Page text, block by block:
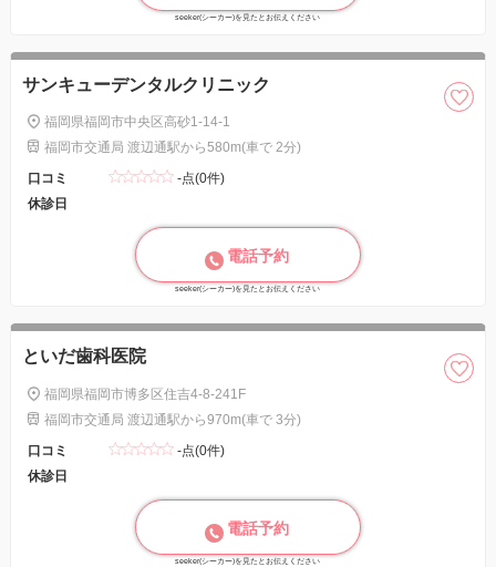
seeker(シーカー)を見たとお伝えください
サンキューデンタルクリニック
福岡県福岡市中央区高砂1-14-1
福岡市交通局 渡辺通駅から580m(車で 2分)
口コミ
-点(0件)
休診日
電話予約
seeker(シーカー)を見たとお伝えください
といだ歯科医院
福岡県福岡市博多区住吉4-8-241F
福岡市交通局 渡辺通駅から970m(車で 3分)
口コミ
-点(0件)
休診日
電話予約
seeker(シーカー)を見たとお伝えください